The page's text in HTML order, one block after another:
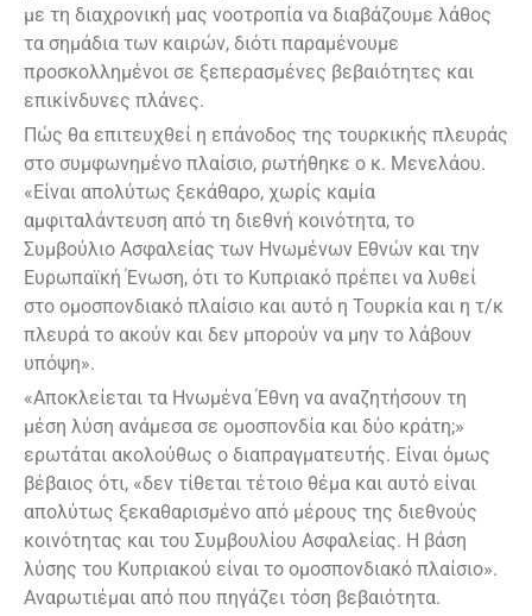
με τη διαχρονική μας νοοτροπία να διαβάζουμε λάθος
τα σημάδια των καιρών, διότι παραμένουμε
προσκολλημένοι σε ξεπερασμένες βεβαιότητες και
επικίνδυνες πλάνες.
Πώς θα επιτευχθεί η επάνοδος της τουρκικής πλευράς
στο συμφωνημένο πλαίσιο, ρωτήθηκε ο κ. Μενελάου.
«Είναι απολύτως ξεκάθαρο, χωρίς καμία
αμφιταλάντευση από τη διεθνή κοινότητα, το
Συμβούλιο Ασφαλείας των Ηνωμένων Εθνών και την
Ευρωπαϊκή Ένωση, ότι το Κυπριακό πρέπει να λυθεί
στο ομοσπονδιακό πλαίσιο και αυτό η Τουρκία και η τ/κ
πλευρά το ακούν και δεν μπορούν να μην το λάβουν
υπόψη».
«Αποκλείεται τα Ηνωμένα Έθνη να αναζητήσουν τη
μέση λύση ανάμεσα σε ομοσπονδία και δύο κράτη;»
ερωτάται ακολούθως ο διαπραγματευτής. Είναι όμως
βέβαιος ότι, «δεν τίθεται τέτοιο θέμα και αυτό είναι
απολύτως ξεκαθαρισμένο από μέρους της διεθνούς
κοινότητας και του Συμβουλίου Ασφαλείας. Η βάση
λύσης του Κυπριακού είναι το ομοσπονδιακό πλαίσιο».
Αναρωτιέμαι από που πηγάζει τόση βεβαιότητα.